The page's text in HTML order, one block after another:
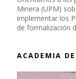
Minera (UPM)
implementar los
de formalización
ACADEMIA